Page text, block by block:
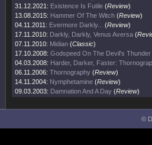
31.12.2021: Existence Is Futile (Review)
13.08.2015: Hammer Of The Witch (Review)
04.11.2011: Evermore Darkly... (Review)
17.11.2010: Darkly, Darkly, Venus Aversa (
07.11.2010: Midian (Classic)
17.10.2008: Godspeed On The Devil's Thunder
04.03.2008: Harder, Darker, Faster:
06.11.2006: Thornography (Review)
14.11.2004: Nymphetamine (Review)
09.03.2003: Damnation And A Day (Review)
©